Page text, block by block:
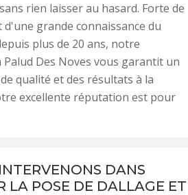
rien laisser au hasard. Forte de
grande connaissance du
plus de 20 ans, notre
Des Noves vous garantit un
qualité et des résultats à la
excellente réputation est pour
DANS
LA POSE DE DALLAGE ET